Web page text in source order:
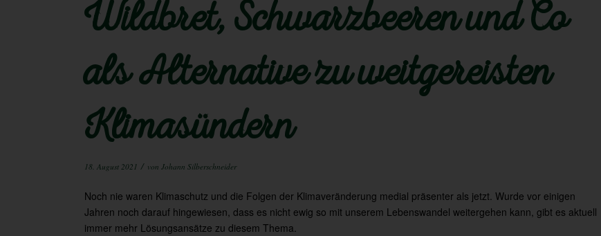
Wildbret, Schwarzbeeren und Co
als Alternative zu weitgereisten
Klimasündern
18. August 2021 / von Johann Silberschneider
Noch nie waren Klimaschutz und die Folgen der Klimaveränderung medial präsenter als jetzt. Wurde vor einigen
Jahren noch darauf hingewiesen, dass es nicht ewig so mit unserem Lebenswandel weitergehen kann, gibt es aktuell
immer mehr Lösungsansätze zu diesem Thema.